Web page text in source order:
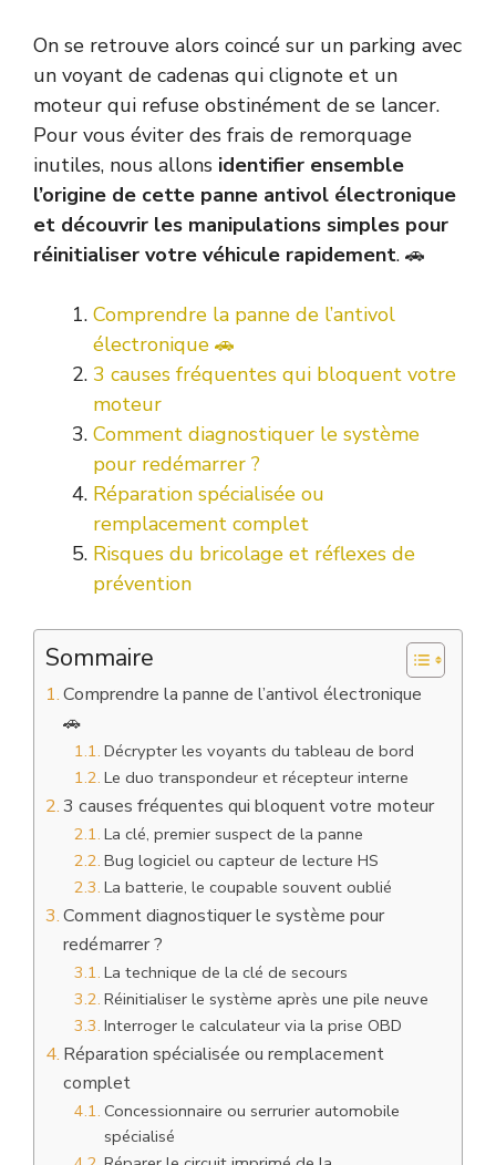
On se retrouve alors coincé sur un parking avec
un voyant de cadenas qui clignote et un
moteur qui refuse obstinément de se lancer.
Pour vous éviter des frais de remorquage
inutiles, nous allons identifier ensemble
l’origine de cette panne antivol électronique
et découvrir les manipulations simples pour
réinitialiser votre véhicule rapidement. 🚗
Comprendre la panne de l’antivol
électronique 🚗
3 causes fréquentes qui bloquent votre
moteur
Comment diagnostiquer le système
pour redémarrer ?
Réparation spécialisée ou
remplacement complet
Risques du bricolage et réflexes de
prévention
Sommaire
Comprendre la panne de l’antivol électronique
🚗
Décrypter les voyants du tableau de bord
Le duo transpondeur et récepteur interne
3 causes fréquentes qui bloquent votre moteur
La clé, premier suspect de la panne
Bug logiciel ou capteur de lecture HS
La batterie, le coupable souvent oublié
Comment diagnostiquer le système pour
redémarrer ?
La technique de la clé de secours
Réinitialiser le système après une pile neuve
Interroger le calculateur via la prise OBD
Réparation spécialisée ou remplacement
complet
Concessionnaire ou serrurier automobile
spécialisé